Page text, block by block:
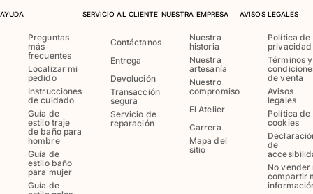
Monos
Pantalones cortos
Camisetas
Ver todo Pret-a-porter
Bebé
Ver todo Bebé
AYUDA
Preguntas
más
frecuentes
Localizar mi
pedido
Instrucciones
de cuidado
Guía de
estilo traje
de baño para
hombre
Guía de
estilo baño
para mujer
Guía de
SERVICIO AL CLIENTE
Contáctanos
Entrega
Devolución
Transacción
segura
Servicio de
reparación
NUESTRA EMPRESA
Nuestra
historia
Nuestra
artesanía
Nuestro
compromiso
El Atelier
Carrera
Mapa del
sitio
AVISOS LEGALES
Política de
privacidad
Términos y
de venta
Avisos
legales
Política de
cookies
de
No vender
compartir